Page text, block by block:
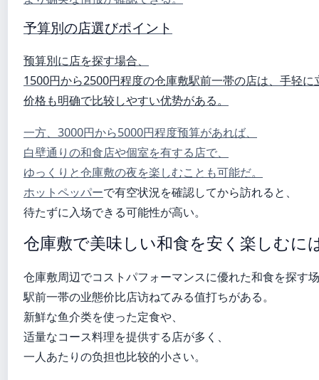
予算別の店選びポイント
预算別に店を探す場合、
1500円から2500円程度の仓庫敷駅前一帯の店は、手轻に
价格も明确で比较しやすい优势がある。
一方、3000円から5000円程度预算があれば、
白壁通りの和食店や個室を有する店で、
ゆっくりと仓庫敷の夜を楽しむことも可能だ。
ホットペッパーで有空状況を確認してから訪れると、
待たずに入场できる可能性が高い。
仓庫敷で美味しい和食を安く楽しむに
仓庫敷周辺でコストパフォーマンスに優れた和食を探す
駅前一帯の业態价比店访ねてみる值打ちがある。
新鮮な鱼介类を使った定食や、
适量なコース料理を提供する店が多く、
一人あたりの负担也比较的小さい。